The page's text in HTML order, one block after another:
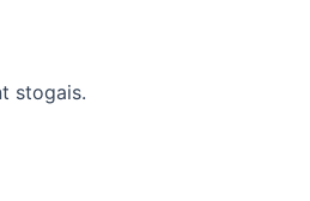
stogais.